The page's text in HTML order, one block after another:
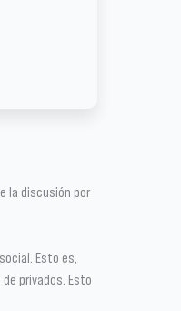
la discusión por
Esto es,
privados. Esto